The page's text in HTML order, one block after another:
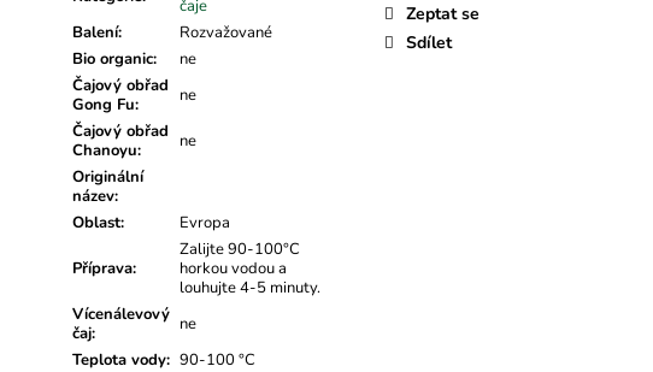
čaje
Balení:
Rozvažované
Bio organic:
ne
Čajový obřad
Gong Fu:
ne
Čajový obřad
Chanoyu:
ne
Originální
název:
Oblast: Evropa
Příprava:
Zalijte 90-100°C
horkou vodou a
louhujte 4-5 minuty.
Vícenálevový
čaj:
ne
Teplota vody: 90-100 °C
Zeptat se
Sdílet